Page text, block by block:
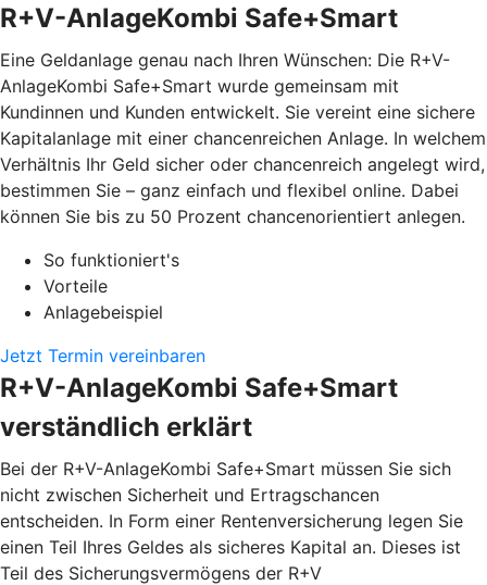
R+V-AnlageKombi Safe+Smart
Eine Geldanlage genau nach Ihren Wünschen: Die R+V-
AnlageKombi Safe+Smart wurde gemeinsam mit
Kundinnen und Kunden entwickelt. Sie vereint eine sichere
Kapitalanlage mit einer chancenreichen Anlage. In welchem
Verhältnis Ihr Geld sicher oder chancenreich angelegt wird,
bestimmen Sie – ganz einfach und flexibel online. Dabei
können Sie bis zu 50 Prozent chancenorientiert anlegen.
So funktioniert's
Vorteile
Anlagebeispiel
Jetzt Termin vereinbaren
R+V-AnlageKombi Safe+Smart
verständlich erklärt
Bei der R+V-AnlageKombi Safe+Smart müssen Sie sich
nicht zwischen Sicherheit und Ertragschancen
entscheiden. In Form einer Rentenversicherung legen Sie
einen Teil Ihres Geldes als sicheres Kapital an. Dieses ist
Teil des Sicherungsvermögens der R+V